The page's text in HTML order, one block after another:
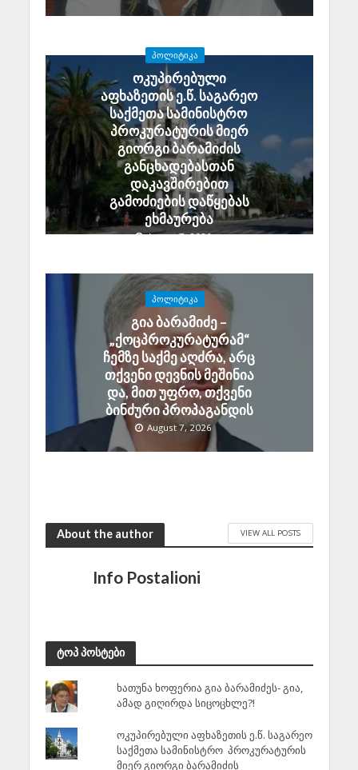
ᲞᲝᲚᲘᲢᲘᲙᲐ
ოკუპირებული
აფხაზეთის ე.წ. საგარეო
საქმეთა სამინისტრო
პროკურატურის მიერ
გიორგი ბარამიძის
განცხადებასთან
დაკავშირებით
გამოძიების დაწყებას
ეხმაურება
August 7, 2026
ᲞᲝᲚᲘᲢᲘᲙᲐ
გია ბარამიძე –
„ქოცპროკურატურამ“
ჩემზე საქმე აღძრა, არც
თქვენი დევნის მეშინია
და, მით უფრო, თქვენი
ბინძური პროპაგანდის
August 7, 2026
About the author VIEW ALL POSTS
Info Postalioni
ტოპ პოსტები
ხათუნა ხოფერია გია ბარამიძეს- გია,
ამად გიღირდა სიცოცხლე?!
ოკუპირებული აფხაზეთის ე.წ. საგარეო
საქმეთა სამინისტრო პროკურატურის
მიერ გიორგი ბარამიძის